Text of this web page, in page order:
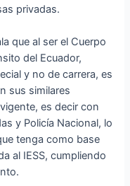
privadas.
que al ser el Cuerpo
del Ecuador,
y no de carrera, es
sus similares
es decir con
y Policía Nacional, lo
tenga como base
al IESS, cumpliendo